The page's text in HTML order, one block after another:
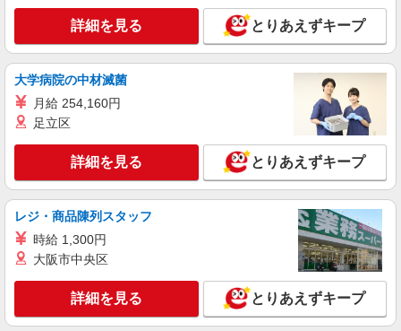
詳細を見る とりあえずキープ
大学病院の中材滅菌
月給 254,160円
足立区
詳細を見る とりあえずキープ
レジ・商品陳列スタッフ
時給 1,300円
大阪市中央区
詳細を見る とりあえずキープ